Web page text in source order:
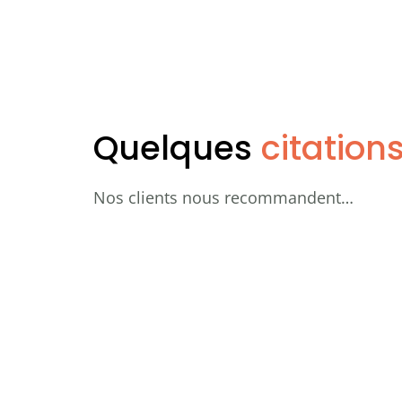
Quelques citations
Nos clients nous recommandent…